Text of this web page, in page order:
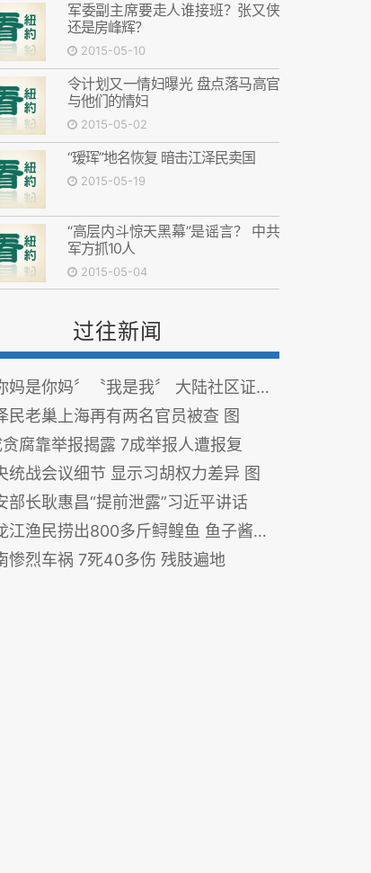
军委副主席要走人谁接班？张又侠
还是房峰辉？
2015-05-10
令计划又一情妇曝光 盘点落马高官
与他们的情妇
2015-05-02
“瑷珲”地名恢复 暗击江泽民卖国
2015-05-19
“高层内斗惊天黑幕”是谣言？ 中共
军方抓10人
2015-05-04
过往新闻
妈是你妈〞〝我是我〞 大陆社区证明超百项
民老巢上海再有两名官员被查 图
腐靠举报揭露 7成举报人遭报复
统战会议细节 显示习胡权力差异 图
部长耿惠昌“提前泄露”习近平讲话
渔民捞出800多斤鲟鳇鱼 鱼子酱可卖30万(图)
惨烈车祸 7死40多伤 残肢遍地